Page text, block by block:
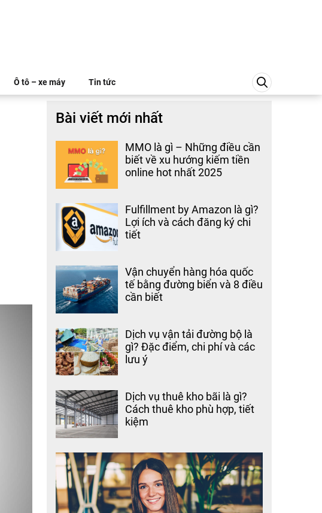
Ô tô – xe máy Tin tức
Bài viết mới nhất
MMO là gì – Những điều cần
biết về xu hướng kiếm tiền
online hot nhất 2025
Fulfillment by Amazon là gì?
Lợi ích và cách đăng ký chi
tiết
Vận chuyển hàng hóa quốc
tế bằng đường biển và 8 điều
cần biết
Dịch vụ vận tải đường bộ là
gì? Đặc điểm, chi phí và các
lưu ý
Dịch vụ thuê kho bãi là gì?
Cách thuê kho phù hợp, tiết
kiệm